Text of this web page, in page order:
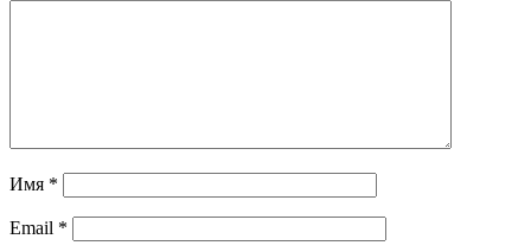
Имя *
Email *